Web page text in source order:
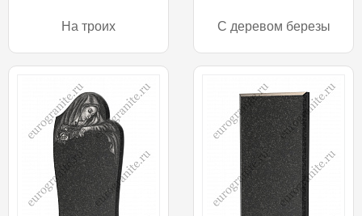
На троих С деревом березы